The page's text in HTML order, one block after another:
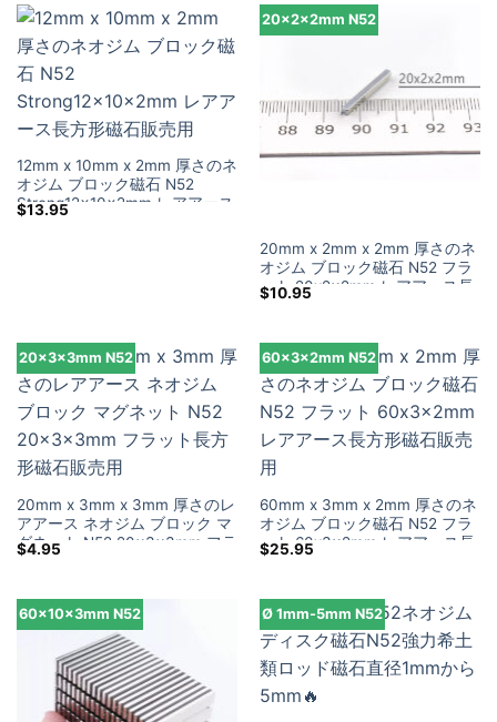
12mm x 10mm x 2mm 厚さのネ
オジム ブロック磁石 N52
Strong12x10x2mm レアアース
長方形磁石販売用
$13.95
20x2x2mm N52
20mm x 2mm x 2mm 厚さのネ
オジム ブロック磁石 N52 フラ
ット 20x2x2mm レアアース長
方形磁石販売用
$10.95
20x3x3mm N52
20mm x 3mm x 3mm 厚さのレ
アアース ネオジム ブロック マ
グネット N52 20x3x3mm フラ
ット長方形磁石販売用
$4.95
60x3x2mm N52
60mm x 3mm x 2mm 厚さのネ
オジム ブロック磁石 N52 フラ
ット 60x3x2mm レアアース長
方形磁石販売用
$25.95
60x10x3mm N52 Ø 1mm-5mm N52